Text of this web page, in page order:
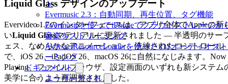
ト
Evermusic 2.3：自動同期、再生位置、タグ機能
Evermusicを使ってiPhoneでクラウドストレージか
音楽をストリーミング
AVAssetResourceLoaderを使ったiOSオーディオス
ーミング
ドキュメント
ユーザーガイド
Liquid Glass デザインのアップデート
Evervideo 1.7のインターフェースは、アプリ全体でAppleの新
いLiquid Glassマテリアルに更新されました — 半透明のサー
ェス、なめらかなアニメーション、洗練されたコントロール
で、iOS 26、iPadOS 26、macOS 26に自然になじみます。Now
Playing、ファイルブラウザ、設定画面のいずれも新システム
美学に合うよう再調整されました。